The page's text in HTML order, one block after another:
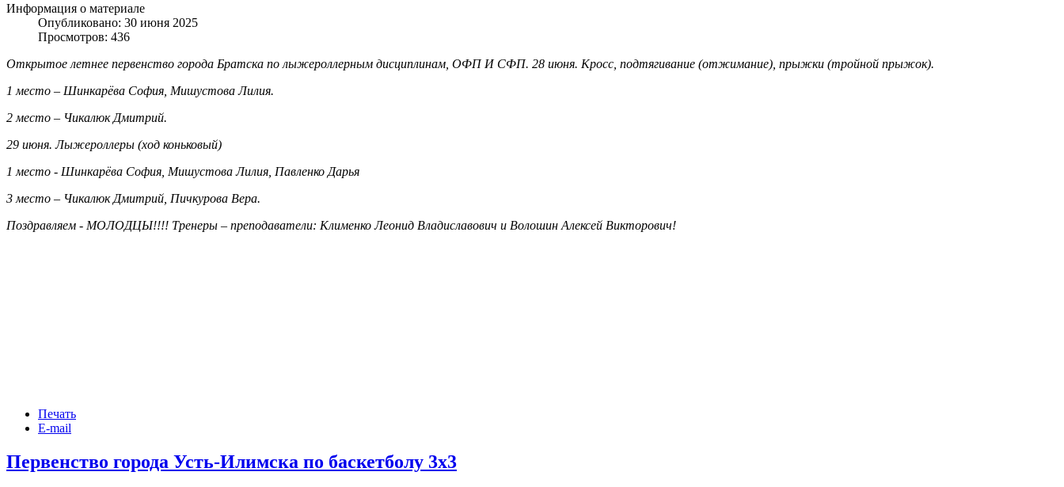
Информация о материале
Опубликовано: 30 июня 2025
Просмотров: 436
Открытое летнее первенство города Братска по лыжероллерным дисциплинам, ОФП И СФП. 28 июня. Кросс, подтягивание (отжимание), прыжки (тройной прыжок).
1 место – Шинкарёва София, Мишустова Лилия.
2 место – Чикалюк Дмитрий.
29 июня. Лыжероллеры (ход коньковый)
1 место - Шинкарёва София, Мишустова Лилия, Павленко Дарья
3 место – Чикалюк Дмитрий, Пичкурова Вера.
Поздравляем - МОЛОДЦЫ!!!! Тренеры – преподаватели: Клименко Леонид Владиславович и Волошин Алексей Викторович!
Печать
E-mail
Первенство города Усть-Илимска по баскетболу 3х3